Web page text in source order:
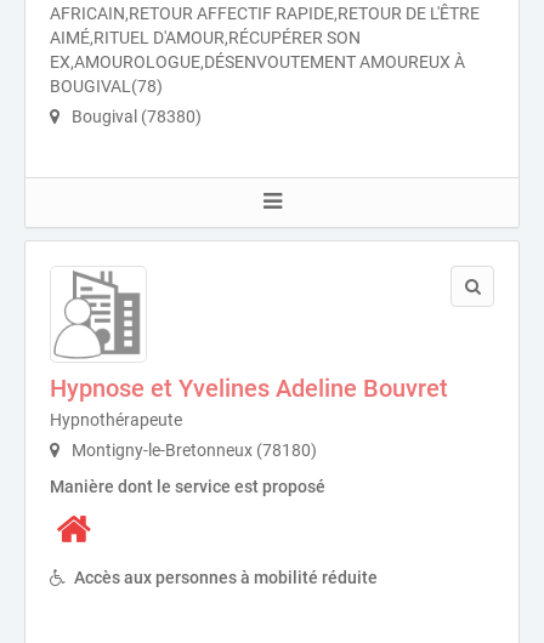
AFRICAIN,RETOUR AFFECTIF RAPIDE,RETOUR DE L'ÊTRE
AIMÉ,RITUEL D'AMOUR,RÉCUPÉRER SON
EX,AMOUROLOGUE,DÉSENVOUTEMENT AMOUREUX À
BOUGIVAL(78)
Bougival (78380)
Hypnose et Yvelines Adeline Bouvret
Hypnothérapeute
Montigny-le-Bretonneux (78180)
Manière dont le service est proposé
Accès aux personnes à mobilité réduite